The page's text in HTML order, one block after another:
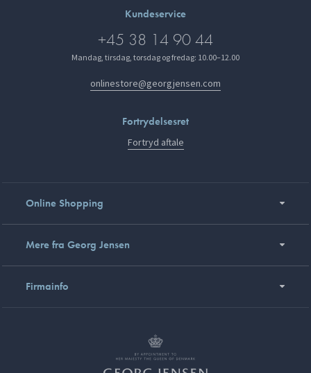
Kundeservice
+45 38 14 90 44
Mandag, tirsdag, torsdag og fredag: 10.00–12.00
onlinestore@georgjensen.com
Fortrydelsesret
Fortryd aftale
Online Shopping
Mere fra Georg Jensen
Firmainfo